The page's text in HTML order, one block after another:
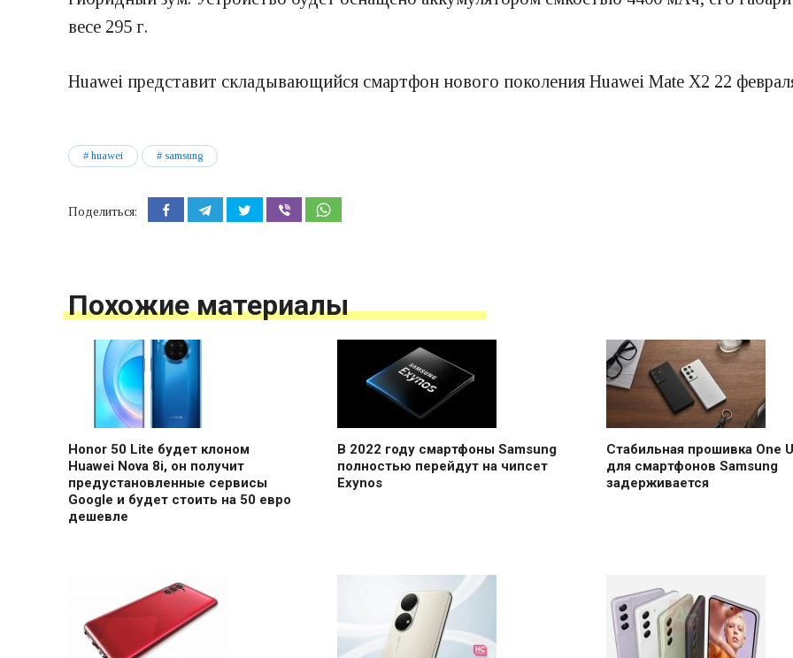
весе 295 г.
Huawei представит складывающийся смартфон нового поколения Huawei Mate X2 22
huawei samsung
Поделиться:
Похожие материалы
Honor 50 Lite будет клоном
Huawei Nova 8i, он получит
предустановленные сервисы
Google и будет стоить на 50 евро
дешевле
В 2022 году смартфоны Samsung
полностью перейдут на чипсет
Exynos
Стабильная прошивка One
для смартфонов Samsung
задерживается